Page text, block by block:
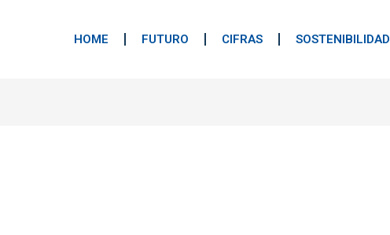
HOME FUTURO CIFRAS SOSTENIBILIDAD